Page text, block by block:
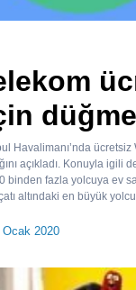
Havalimanı’nda ücretsiz
açıkladı. Konuyla igili
binden fazla yolcuya ev
altındaki en büyük
Ocak 2020